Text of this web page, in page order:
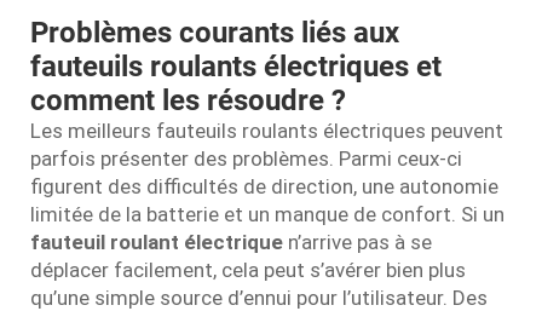
Problèmes courants liés aux
fauteuils roulants électriques et
comment les résoudre ?
Les meilleurs fauteuils roulants électriques peuvent
parfois présenter des problèmes. Parmi ceux-ci
figurent des difficultés de direction, une autonomie
limitée de la batterie et un manque de confort. Si un
fauteuil roulant électrique n’arrive pas à se
déplacer facilement, cela peut s’avérer bien plus
qu’une simple source d’ennui pour l’utilisateur. Des